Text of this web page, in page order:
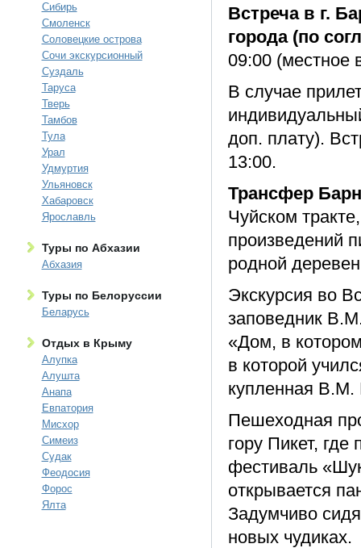
Сибирь
Смоленск
Соловецкие острова
Сочи экскурсионный
Суздаль
Таруса
Тверь
Тамбов
Тула
Урал
Удмуртия
Ульяновск
Хабаровск
Ярославль
Туры по Абхазии
Абхазия
Туры по Белоруссии
Беларусь
Отдых в Крыму
Алупка
Алушта
Анапа
Евпатория
Мисхор
Симеиз
Судак
Феодосия
Форос
Ялта
Встреча в г.
города (по
09:00 (местное
В случае
доп. плату).
13:00.
Трансфер
Чуйском
произведений
родной
Экскурсия во
заповедник
«Дом, в
в которой
купленная
Пешеходная
гору Пикет,
фестиваль
открывается
Задумчиво
новых чудиках.